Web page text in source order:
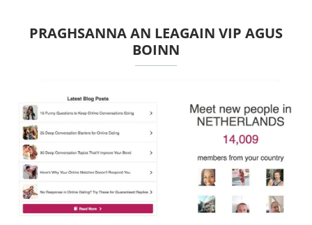
PRAGHSANNA AN LEAGAIN VIP AGUS
BOINN